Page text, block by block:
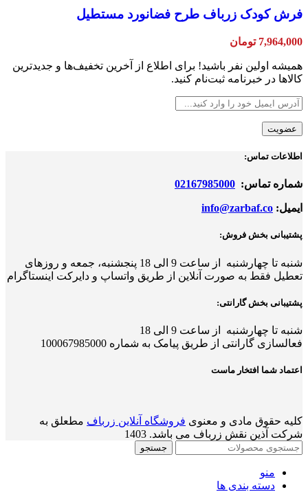
فرش کودک زرباف طرح فضانورد مستطیل
7,964,000 تومان
همیشه اولین نفر باشید! برای اطلاع از آخرین تخفیف‌ها و جدیدترین
کالاها در خبرنامه ثبت‌نام کنید.
اطلاعات تماس:
شماره تماس: 02167985000
ایمیل: info@zarbaf.co
پشتیبانی بخش فروش:
شنبه تا چهارشنبه از ساعت 9 الی 18 پنجشنبه، جمعه و روزهای
تعطیل فقط به صورت آنلاین از طریق واتساپ و دایرکت اینستاگرام
پشتیبانی بخش گارانتی:
شنبه تا چهارشنبه از ساعت 9 الی 18
فعالسازی گارانتی از طریق پیامک به شماره 100067985000
اعتماد شما افتخار ماست
کلیه حقوق مادی و معنوی فروشگاه آنلاین زرباف مطعلق به
شرکت آذین نقش زرباف می باشد. 1403
جستجو
منو
دسته بندی ها